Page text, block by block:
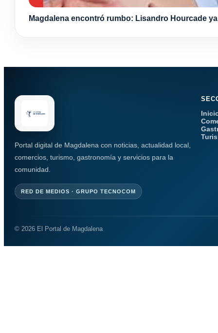
Magdalena encontró rumbo: Lisandro Hourcade
Portal digital de Magdalena con noticias, actualidad local,
comercios, turismo, gastronomía y servicios para la
comunidad.
RED DE MEDIOS · GRUPO TECNOCOM
© 2026 El Portal de Magdalena